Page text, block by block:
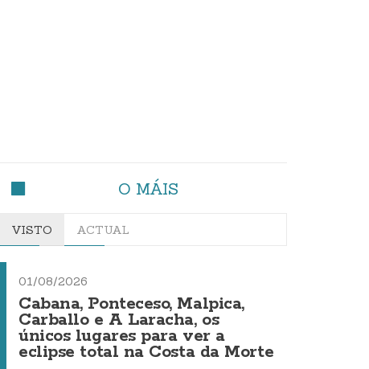
O MÁIS
VISTO ACTUAL
01/08/2026
Cabana, Ponteceso, Malpica,
Carballo e A Laracha, os
únicos lugares para ver a
eclipse total na Costa da Morte